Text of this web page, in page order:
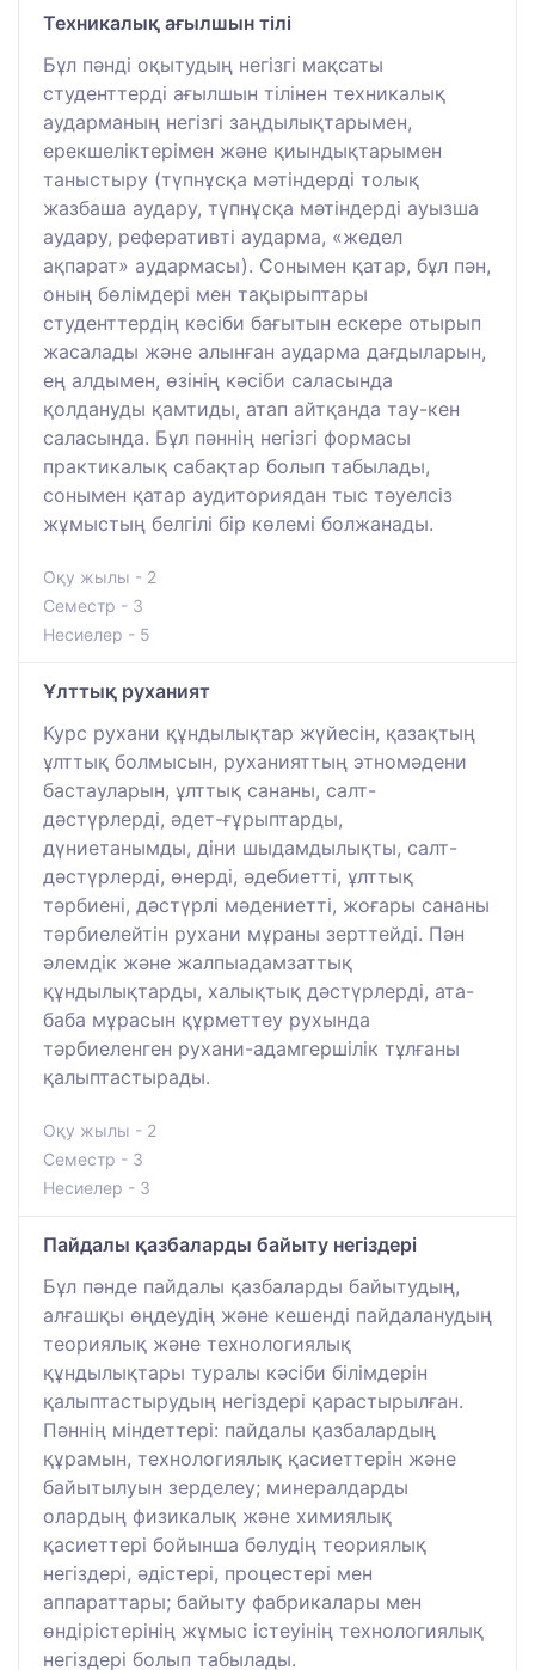
Техникалық ағылшын тілі
Бұл пәнді оқытудың негізгі мақсаты
студенттерді ағылшын тілінен техникалық
аударманың негізгі заңдылықтарымен,
ерекшеліктерімен және қиындықтарымен
таныстыру (түпнұсқа мәтіндерді толық
жазбаша аудару, түпнұсқа мәтіндерді ауызша
аудару, реферативті аударма, «жедел
ақпарат» аудармасы). Сонымен қатар, бұл пән,
оның бөлімдері мен тақырыптары
студенттердің кәсіби бағытын ескере отырып
жасалады және алынған аударма дағдыларын,
ең алдымен, өзінің кәсіби саласында
қолдануды қамтиды, атап айтқанда тау-кен
саласында. Бұл пәннің негізгі формасы
практикалық сабақтар болып табылады,
сонымен қатар аудиториядан тыс тәуелсіз
жұмыстың белгілі бір көлемі болжанады.
Оқу жылы - 2
Семестр - 3
Несиелер - 5
Ұлттық руханият
Курс рухани құндылықтар жүйесін, қазақтың
ұлттық болмысын, руханияттың этномәдени
бастауларын, ұлттық сананы, салт-
дәстүрлерді, әдет-ғұрыптарды,
дүниетанымды, діни шыдамдылықты, салт-
дәстүрлерді, өнерді, әдебиетті, ұлттық
тәрбиені, дәстүрлі мәдениетті, жоғары сананы
тәрбиелейтін рухани мұраны зерттейді. Пән
әлемдік және жалпыадамзаттық
құндылықтарды, халықтық дәстүрлерді, ата-
баба мұрасын құрметтеу рухында
тәрбиеленген рухани-адамгершілік тұлғаны
қалыптастырады.
Оқу жылы - 2
Семестр - 3
Несиелер - 3
Пайдалы қазбаларды байыту негіздері
Бұл пәнде пайдалы қазбаларды байытудың,
алғашқы өңдеудің және кешенді пайдаланудың
теориялық және технологиялық
құндылықтары туралы кәсіби білімдерін
қалыптастырудың негіздері қарастырылған.
Пәннің міндеттері: пайдалы қазбалардың
құрамын, технологиялық қасиеттерін және
байытылуын зерделеу; минералдарды
олардың физикалық және химиялық
қасиеттері бойынша бөлудің теориялық
негіздері, әдістері, процестері мен
аппараттары; байыту фабрикалары мен
өндірістерінің жұмыс істеуінің технологиялық
негіздері болып табылады.